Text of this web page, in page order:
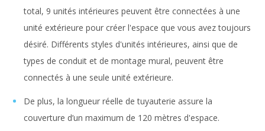
total, 9 unités intérieures peuvent être connectées à une
unité extérieure pour créer l'espace que vous avez toujours
désiré. Différents styles d'unités intérieures, ainsi que de
types de conduit et de montage mural, peuvent être
connectés à une seule unité extérieure.
De plus, la longueur réelle de tuyauterie assure la
couverture d’un maximum de 120 mètres d'espace.